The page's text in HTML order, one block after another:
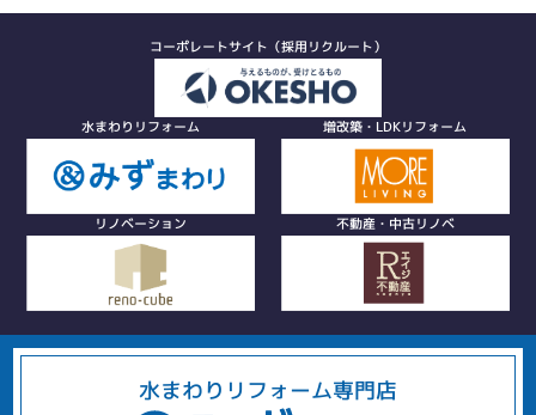
コーポレートサイト（採用リクルート）
水まわりリフォーム 増改築・LDKリフォーム
リノベーション 不動産・中古リノベ
水まわりリフォーム専門店